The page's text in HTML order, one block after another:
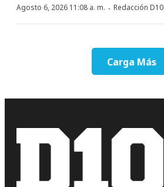
Agosto 6, 2026 11:08 a. m. · Redacción D10
Carga Más